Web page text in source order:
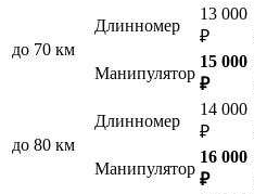
до 70 км
Длинномер
13 000
₽
Манипулятор
15 000
₽
до 80 км
Длинномер
14 000
₽
Манипулятор
16 000
₽